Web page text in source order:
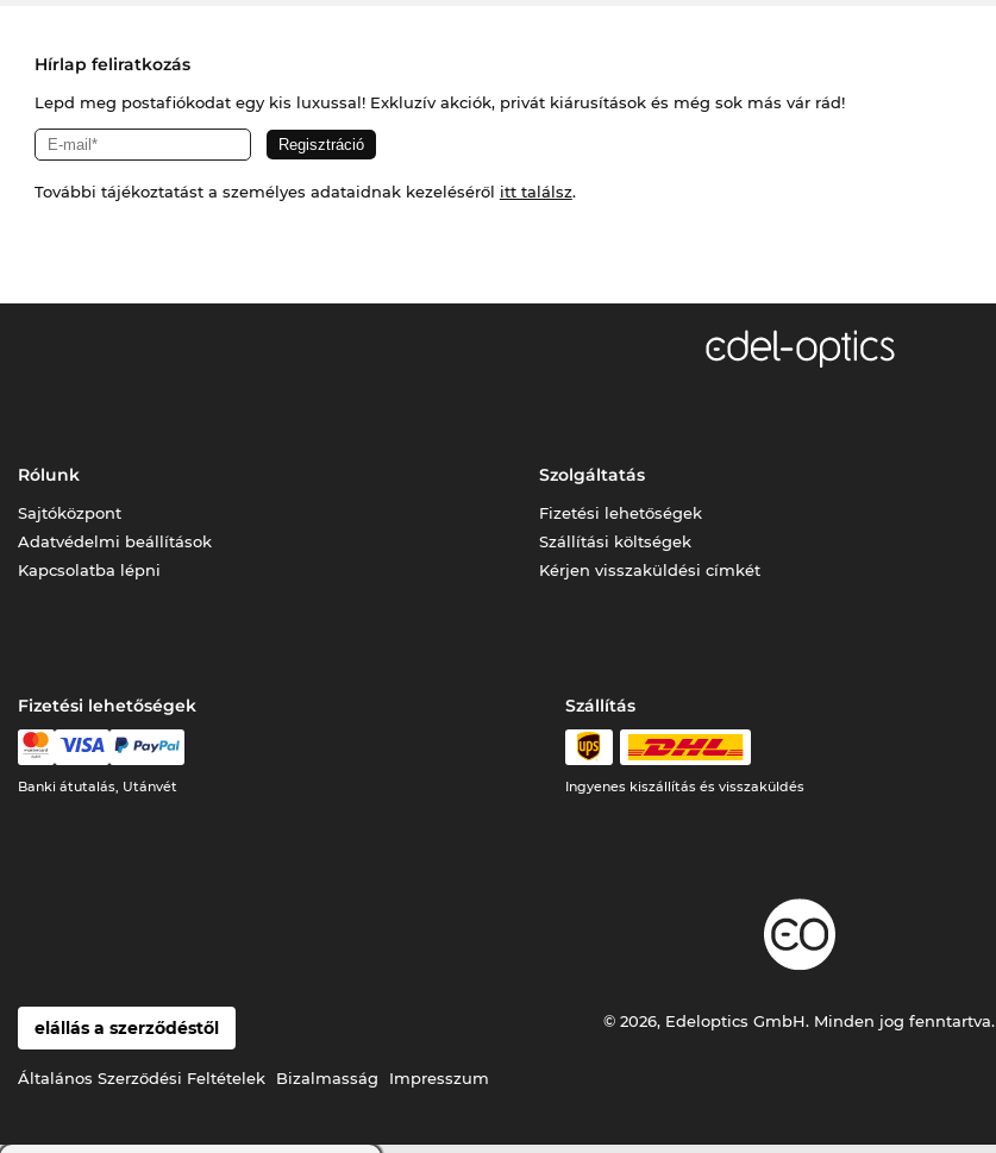
Hírlap feliratkozás
Lepd meg postafiókodat egy kis luxussal! Exkluzív akciók, privát kiárusítások és még sok más vár rád!
További tájékoztatást a személyes adataidnak kezeléséről itt találsz.
Rólunk
Sajtóközpont
Adatvédelmi beállítások
Kapcsolatba lépni
Szolgáltatás
Fizetési lehetőségek
Szállítási költségek
Kérjen visszaküldési címkét
Fizetési lehetőségek
Banki átutalás, Utánvét
Szállítás
Ingyenes kiszállítás és visszaküldés
elállás a szerződéstől
Általános Szerződési Feltételek Bizalmasság Impresszum
© 2026, Edeloptics GmbH. Minden jog fenntartva.